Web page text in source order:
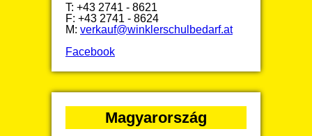
T: +43 2741 - 8621
F: +43 2741 - 8624
M: verkauf@winklerschulbedarf.at
Facebook
Magyarország